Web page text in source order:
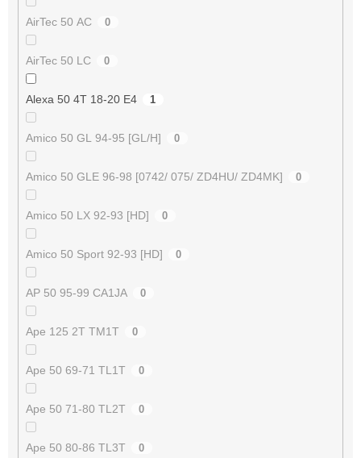
AirTec 50 AC 0
AirTec 50 LC 0
Alexa 50 4T 18-20 E4 1
Amico 50 GL 94-95 [GL/H] 0
Amico 50 GLE 96-98 [0742/ 075/ ZD4HU/ ZD4MK] 0
Amico 50 LX 92-93 [HD] 0
Amico 50 Sport 92-93 [HD] 0
AP 50 95-99 CA1JA 0
Ape 125 2T TM1T 0
Ape 50 69-71 TL1T 0
Ape 50 71-80 TL2T 0
Ape 50 80-86 TL3T 0